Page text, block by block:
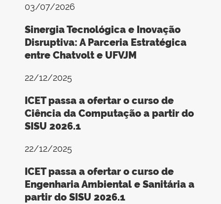
03/07/2026
Sinergia Tecnológica e Inovação
Disruptiva: A Parceria Estratégica
entre Chatvolt e UFVJM
22/12/2025
ICET passa a ofertar o curso de
Ciência da Computação a partir do
SISU 2026.1
22/12/2025
ICET passa a ofertar o curso de
Engenharia Ambiental e Sanitária a
partir do SISU 2026.1